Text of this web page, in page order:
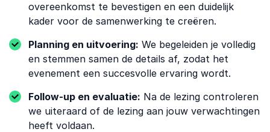
overeenkomst te bevestigen en een duidelijk
kader voor de samenwerking te creëren.
Planning en uitvoering: We begeleiden je volledig
en stemmen samen de details af, zodat het
evenement een succesvolle ervaring wordt.
Follow-up en evaluatie: Na de lezing controleren
we uiteraard of de lezing aan jouw verwachtingen
heeft voldaan.